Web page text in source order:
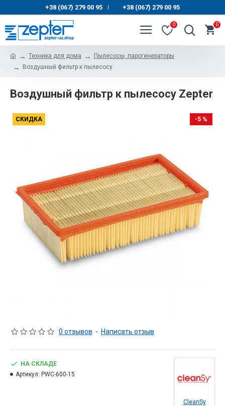
+38 (067) 279 00 95 | +38 (067) 279 00 95
0 0
Техника для дома
Пылесосы, парогенераторы
Воздушный фильтр к пылесосу
Воздушный фильтр к пылесосу Zepter
СКИДКА -5 %
0 отзывов - Написать отзыв
НА СКЛАДЕ
Артикул: PWC-600-15
CleanSy